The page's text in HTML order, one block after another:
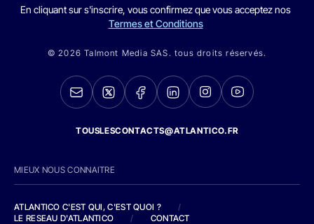
En cliquant sur s'inscrire, vous confirmez que vous acceptez nos
Termes et Conditions
© 2026 Talmont Media SAS. tous droits réservés.
TOUSLESCONTACTS@ATLANTICO.FR
MIEUX NOUS CONNAITRE
ATLANTICO C'EST QUI, C'EST QUOI ?
/
LE RESEAU D'ATLANTICO
/ CONTACT